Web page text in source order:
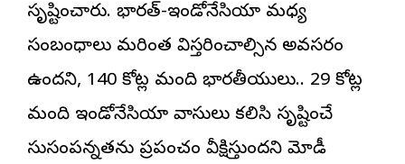
సృష్టించారు. భారత్‌-ఇండోనేసియా మధ్య
సంబంధాలు మరింత విస్తరించాల్సిన అవసరం
ఉందని, 140 కోట్ల మంది భారతీయులు.. 29 కోట్ల
మంది ఇండోనేసియా వాసులు కలిసి సృష్టించే
సుసంపన్నతను ప్రపంచం వీక్షిస్తుందని మోడీ